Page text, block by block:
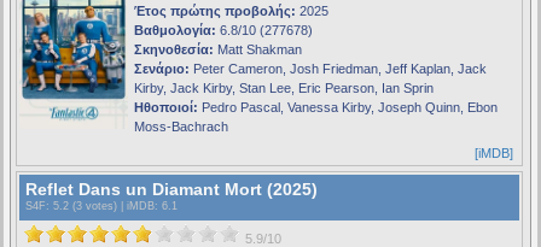
Έτος πρώτης προβολής: 2025
Βαθμολογία: 6.8/10 (277678)
Σκηνοθεσία: Matt Shakman
Σενάριο: Peter Cameron, Josh Friedman, Jeff Kaplan, Jack
Kirby, Jack Kirby, Stan Lee, Eric Pearson, Ian Sprin
Ηθοποιοί: Pedro Pascal, Vanessa Kirby, Joseph Quinn, Ebon
Moss-Bachrach
[iMDB]
Reflet Dans un Diamant Mort (2025)
S4F : 5.2 (3 votes) | iMDB: 6.1
5.9/10